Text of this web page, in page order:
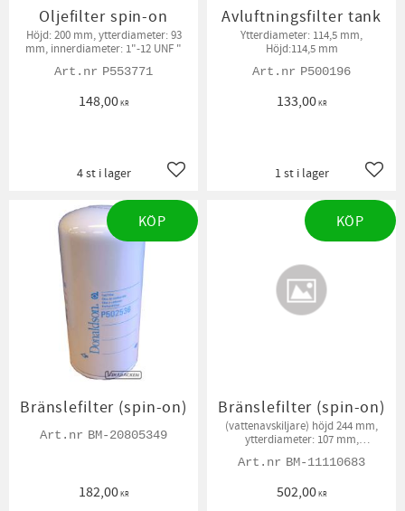
Oljefilter spin-on
Höjd: 200 mm, ytterdiameter: 93
mm, innerdiameter: 1"-12 UNF "
P553771
148,00KR
Lägg till i favoriter
4 st i lager
Avluftningsfilter tank
Ytterdiameter: 114,5 mm,
Höjd:114,5 mm
P500196
133,00KR
1 st i lager
Bränslefilter (spin-on)
BM-20805349
182,00KR
KÖP
Bränslefilter (spin-on)
(vattenavskiljare) höjd 244 mm,
ytterdiameter: 107 mm,
BM-11110683
502,00KR
KÖP